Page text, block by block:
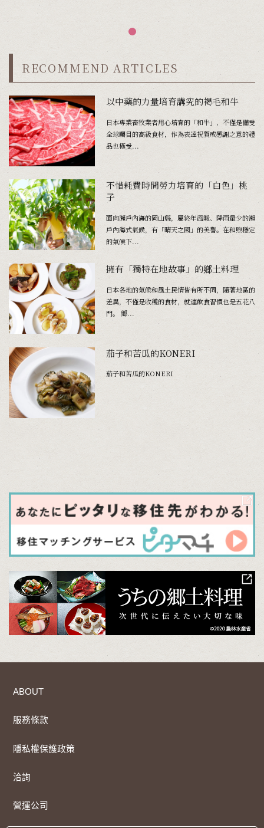
RECOMMEND ARTICLES
以中藥的力量培育講究的褐毛和牛
日本專業畜牧業者用心培育的「和牛」，不僅是備受
全球矚目的高級食材，作為表達祝賀或感謝之意的禮
品也極受...
不惜耗費時間勞力培育的「白色」桃
子
面向瀨戶內海的岡山縣，屬終年溫暖、降雨量少的瀨
戶內海式氣候，有「晴天之國」的美譽。在和煦穩定
的氣候下...
擁有「獨特在地故事」的鄉土料理
日本各地的氣候和風土民情皆有所不同，隨著地區的
差異，不僅是收穫的食材，就連飲食習慣也是五花八
門。 鄉...
茄子和苦瓜的KONERI
茄子和苦瓜的KONERI
ABOUT
服務條款
隱私權保護政策
洽詢
營運公司